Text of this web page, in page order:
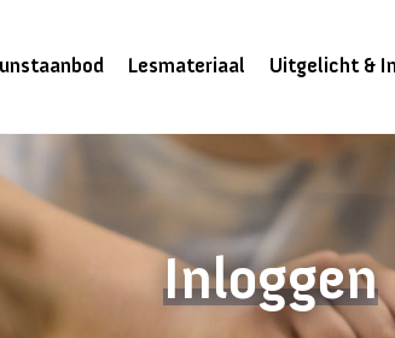
Lesmateriaal Uitgelicht &
Inloggen